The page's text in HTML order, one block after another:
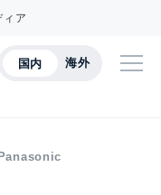
ィア
国内 海外
Panasonic